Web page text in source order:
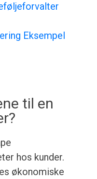
Eksempel
til en
hos kunder.
økonomiske